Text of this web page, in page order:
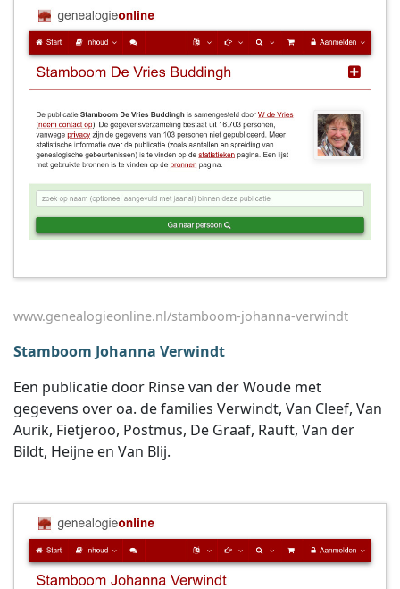
www.genealogieonline.nl/stamboom-johanna-verwindt
Stamboom Johanna Verwindt
Een publicatie door Rinse van der Woude met
gegevens over oa. de families Verwindt, Van Cleef, Van
Aurik, Fietjeroo, Postmus, De Graaf, Rauft, Van der
Bildt, Heijne en Van Blij.